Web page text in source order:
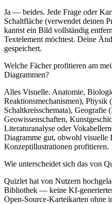
Ja — beides. Jede Frage oder
Schaltfläche (verwendet deinen
kannst ein Bild vollständig
Textelement möchtest. Deine
gespeichert.
Welche Fächer profitieren am
Diagrammen?
Alles Visuelle. Anatomie,
Reaktionsmechanismen), Physik
Schaltkreisschemata), Geografie
Geowissenschaften,
Literaturanalyse oder
Diagramme gut, obwohl visuelle
Konzeptillustrationen profitieren.
Wie unterscheidet sich das von
Quizlet hat von Nutzern
Bibliothek — keine KI-
Open-Source-Karteikarten ohne